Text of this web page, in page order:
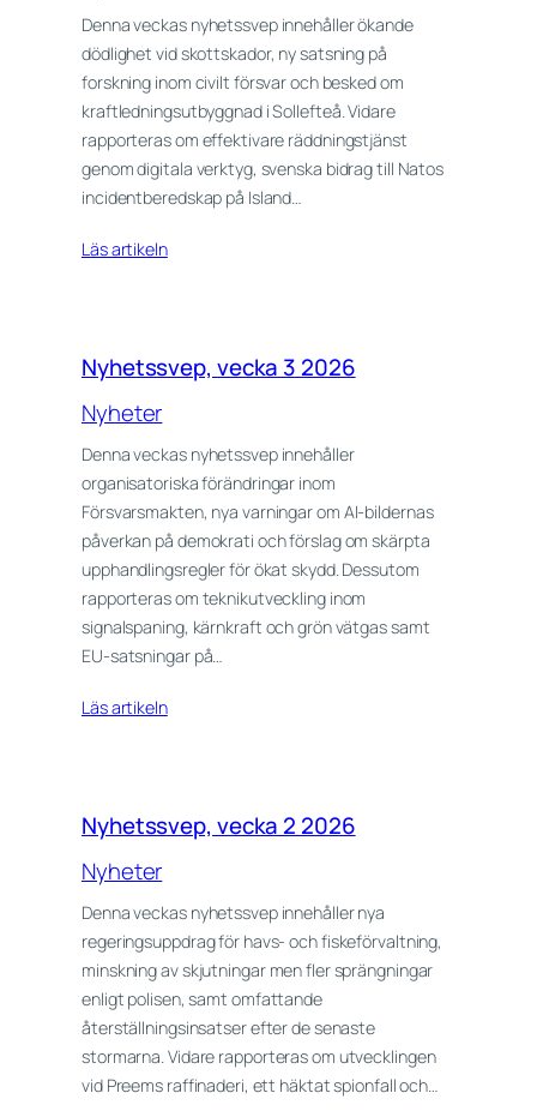
Denna veckas nyhetssvep innehåller ökande
dödlighet vid skottskador, ny satsning på
forskning inom civilt försvar och besked om
kraftledningsutbyggnad i Sollefteå. Vidare
rapporteras om effektivare räddningstjänst
genom digitala verktyg, svenska bidrag till Natos
incidentberedskap på Island…
Läs artikeln
Nyhetssvep, vecka 3 2026
Nyheter
Denna veckas nyhetssvep innehåller
organisatoriska förändringar inom
Försvarsmakten, nya varningar om AI-bildernas
påverkan på demokrati och förslag om skärpta
upphandlingsregler för ökat skydd. Dessutom
rapporteras om teknikutveckling inom
signalspaning, kärnkraft och grön vätgas samt
EU-satsningar på…
Läs artikeln
Nyhetssvep, vecka 2 2026
Nyheter
Denna veckas nyhetssvep innehåller nya
regeringsuppdrag för havs- och fiskeförvaltning,
minskning av skjutningar men fler sprängningar
enligt polisen, samt omfattande
återställningsinsatser efter de senaste
stormarna. Vidare rapporteras om utvecklingen
vid Preems raffinaderi, ett häktat spionfall och…